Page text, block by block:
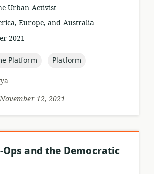
Urban Activist
Europe, and Australia
2021
Platform topic:
Platform
12, 2021
and the Democratic